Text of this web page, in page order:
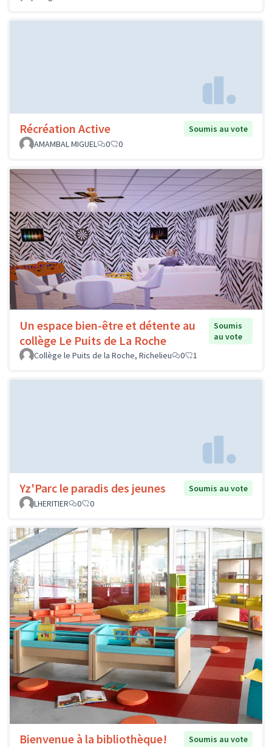
Récréation Active
Soumis au vote
AMAMBAL MIGUEL
0 0
Un espace bien-être et détente au
collège Le Puits de La Roche
Soumis
au vote
Collège le Puits de la Roche, Richelieu
0 1
Yz'Parc le paradis des jeunes
Soumis au vote
LHERITIER
0 0
Bienvenue à la bibliothèque!
Soumis au vote